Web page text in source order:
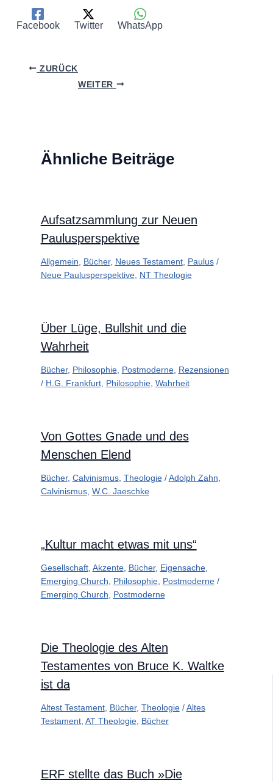
Facebook Twitter WhatsApp
ZURÜCK
WEITER
Ähnliche Beiträge
Aufsatzsammlung zur Neuen
Paulusperspektive
Allgemein Bücher, Neues Testament, Paulus/
Neue Paulusperspektive, NT Theologie
Über Lüge, Bullshit und die
Wahrheit
Bücher, Philosophie, Postmoderne, Rezensionen
/ H.G. Frankfurt, Philosophie, Wahrheit
Von Gottes Gnade und des
Menschen Elend
Bücher, Calvinismus, Theologie/Adolph Zahn
Calvinismus, W.C. Jaeschke
„Kultur macht etwas mit uns“
Gesellschaft, Akzente, Bücher, Eigensache,
Emerging Church
Philosophie, Postmoderne/
Emerging Church
Postmoderne
Die Theologie des Alten
Testamentes von Bruce K. Waltke
ist da
Altest Testament, Bücher, Theologie/Altes
Testament, AT Theologie, Bücher
ERF stellte das Buch »Die